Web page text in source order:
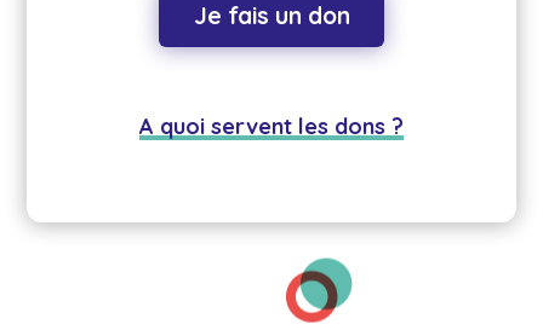
Je fais un don
A quoi servent les dons ?